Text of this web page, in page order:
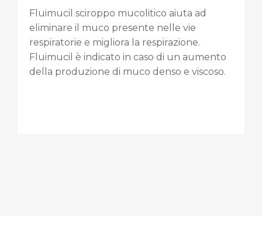
Fluimucil sciroppo mucolitico aiuta ad
eliminare il muco presente nelle vie
respiratorie e migliora la respirazione.
Fluimucil è indicato in caso di un aumento
della produzione di muco denso e viscoso.